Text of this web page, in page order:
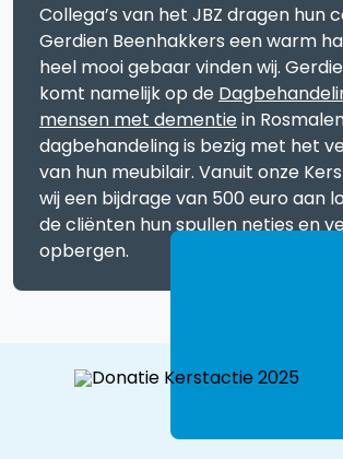
Collega’s van het JBZ dragen hun
Gerdien Beenhakkers een warm
heel mooi gebaar vinden wij.
komt namelijk op de
mensen met dementiein
dagbehandeling is bezig met het
van hun meubilair. Vanuit onze
wij een bijdrage van 500 euro aan
de cliënten hun spullen netjes en
opbergen.